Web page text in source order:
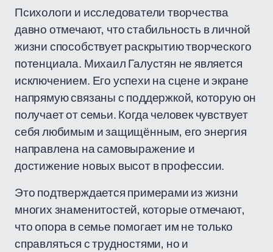
Психологи и исследователи творчества
давно отмечают, что стабильность в личной
жизни способствует раскрытию творческого
потенциала. Михаил Галустян не является
исключением. Его успехи на сцене и экране
напрямую связаны с поддержкой, которую он
получает от семьи. Когда человек чувствует
себя любимым и защищённым, его энергия
направлена на самовыражение и
достижение новых высот в профессии.
Это подтверждается примерами из жизни
многих знаменитостей, которые отмечают,
что опора в семье помогает им не только
справляться с трудностями, но и